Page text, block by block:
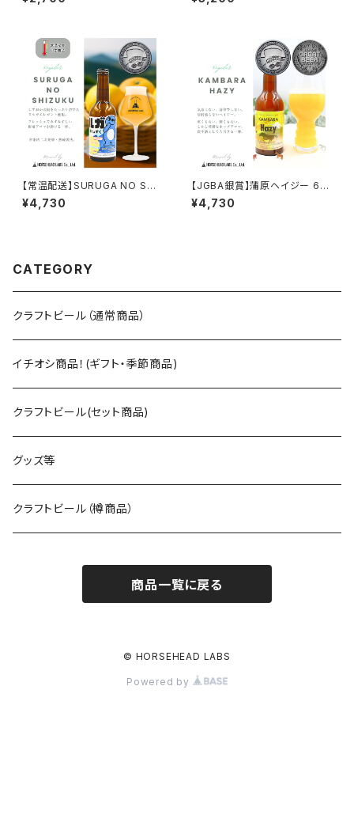
込※北海道・沖縄除く】
【常温配送】SURUGA NO SHI
ZUKU 6本セット【送料込※北海
道・沖縄除く】
¥4,730
【JGBA銀賞】蒲原ヘイジー 6本
セット【送料込※北海道・沖縄除
く】
¥4,730
CATEGORY
クラフトビール（通常商品）
イチオシ商品！(ギフト・季節商品)
クラフトビール(セット商品)
グッズ等
クラフトビール（樽商品）
商品一覧に戻る
© HORSEHEAD LABS
Powered by